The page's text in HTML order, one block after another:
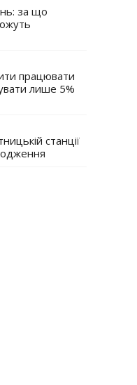
за що
працювати
лише 5%
станції